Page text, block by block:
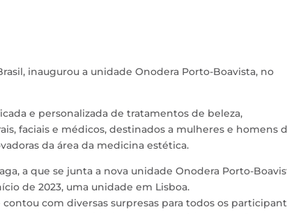
inaugurou a unidade Onodera Porto-Boavista, no
e personalizada de tratamentos de beleza,
faciais e médicos, destinados a mulheres e homens
da área da medicina estética.
a que se junta a nova unidade Onodera Porto-
de 2023, uma unidade em Lisboa.
com diversas surpresas para todos os